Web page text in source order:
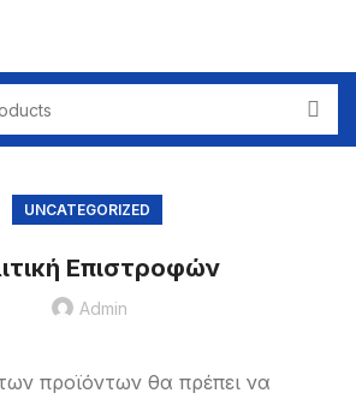
UNCATEGORIZED
Επιστροφών
Admin
προϊόντων θα πρέπει να